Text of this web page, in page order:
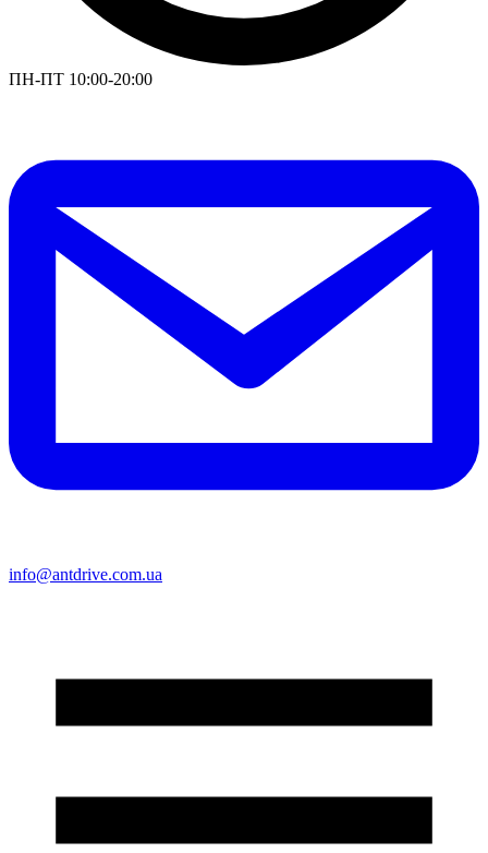
ПН-ПТ 10:00-20:00
info@antdrive.com.ua